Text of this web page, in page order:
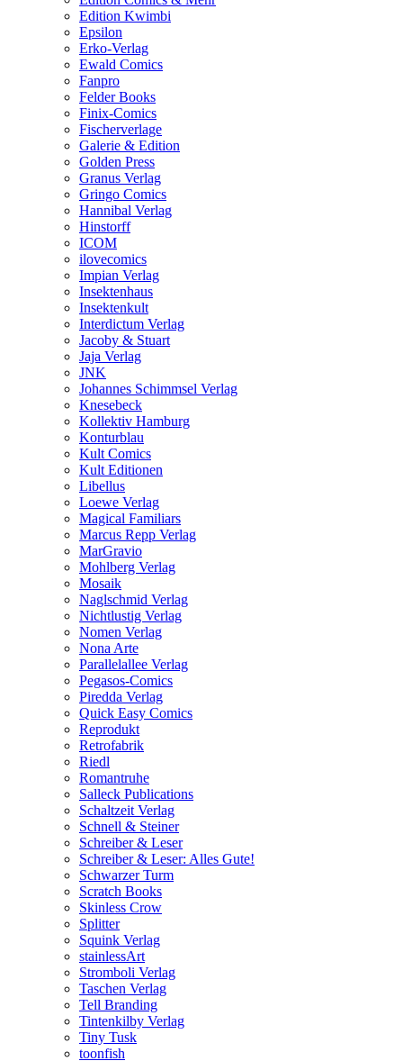
Edition Kwimbi
Epsilon
Erko-Verlag
Ewald Comics
Fanpro
Felder Books
Finix-Comics
Fischerverlage
Galerie & Edition
Golden Press
Granus Verlag
Gringo Comics
Hannibal Verlag
Hinstorff
ICOM
ilovecomics
Impian Verlag
Insektenhaus
Insektenkult
Interdictum Verlag
Jacoby & Stuart
Jaja Verlag
JNK
Johannes Schimmsel Verlag
Knesebeck
Kollektiv Hamburg
Konturblau
Kult Comics
Kult Editionen
Libellus
Loewe Verlag
Magical Familiars
Marcus Repp Verlag
MarGravio
Mohlberg Verlag
Mosaik
Naglschmid Verlag
Nichtlustig Verlag
Nomen Verlag
Nona Arte
Parallelallee Verlag
Pegasos-Comics
Piredda Verlag
Quick Easy Comics
Reprodukt
Retrofabrik
Riedl
Romantruhe
Salleck Publications
Schaltzeit Verlag
Schnell & Steiner
Schreiber & Leser
Schreiber & Leser: Alles Gute!
Schwarzer Turm
Scratch Books
Skinless Crow
Splitter
Squink Verlag
stainlessArt
Stromboli Verlag
Taschen Verlag
Tell Branding
Tintenkilby Verlag
Tiny Tusk
toonfish